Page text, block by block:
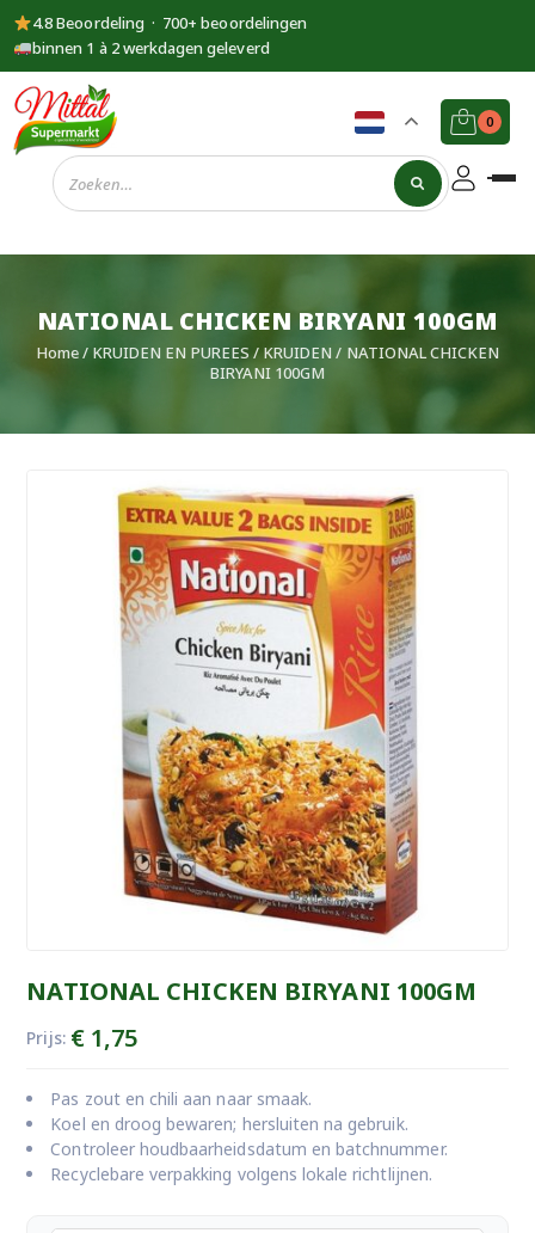
4.8 Beoordeling · 700+ beoordelingen
binnen 1 à 2 werkdagen geleverd
Supermarkt
Mittal
0
NATIONAL CHICKEN BIRYANI 100GM
Home/ KRUIDEN EN PUREES / KRUIDEN / NATIONAL CHICKEN
BIRYANI 100GM
NATIONAL CHICKEN BIRYANI 100GM
Prijs: €1,75
Pas zout en chili aan naar smaak.
Koel en droog bewaren; hersluiten na gebruik.
Controleer houdbaarheidsdatum en batchnummer.
Recyclebare verpakking volgens lokale richtlijnen.